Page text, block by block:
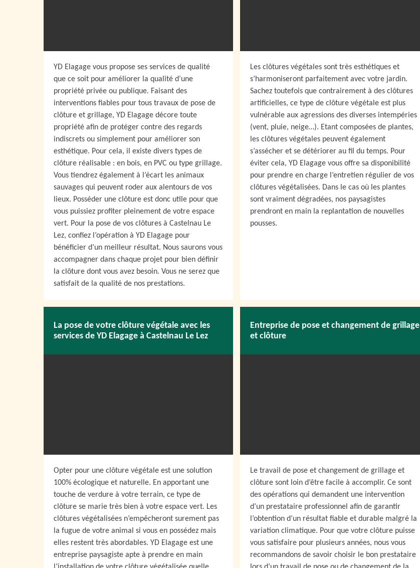
YD Elagage vous propose ses services de qualité
que ce soit pour améliorer la qualité d’une
propriété privée ou publique. Faisant des
interventions fiables pour tous travaux de pose de
clôture et grillage, YD Elagage décore toute
propriété afin de protéger contre des regards
indiscrets ou simplement pour améliorer son
esthétique. Pour cela, il existe divers types de
clôture réalisable : en bois, en PVC ou type grillage.
Vous tiendrez également à l’écart les animaux
sauvages qui peuvent roder aux alentours de vos
lieux. Posséder une clôture est donc utile pour que
vous puissiez profiter pleinement de votre espace
vert. Pour la pose de vos clôtures à Castelnau Le
Lez, confiez l’opération à YD Elagage pour
bénéficier d’un meilleur résultat. Nous saurons vous
accompagner dans chaque projet pour bien définir
la clôture dont vous avez besoin. Vous ne serez que
satisfait de la qualité de nos prestations.
Les clôtures végétales sont très esthétiques et
s’harmoniseront parfaitement avec votre jardin.
Sachez toutefois que contrairement à des clôtures
artificielles, ce type de clôture végétale est plus
vulnérable aux agressions des diverses intempéries
(vent, pluie, neige…). Etant composées de plantes,
les clôtures végétales peuvent également
s’assécher et se détériorer au fil du temps. Pour
éviter cela, YD Elagage vous offre sa disponibilité
pour prendre en charge l’entretien régulier de vos
clôtures végétalisées. Dans le cas où les plantes
sont vraiment dégradées, nos paysagistes
prendront en main la replantation de nouvelles
pousses.
La pose de votre clôture végétale avec les
services de YD Elagage à Castelnau Le Lez
Opter pour une clôture végétale est une solution
100% écologique et naturelle. En apportant une
touche de verdure à votre terrain, ce type de
clôture se marie très bien à votre espace vert. Les
clôtures végétalisées n’empêcheront surement pas
la fugue de votre animal si vous en possédez mais
elles restent très abordables. YD Elagage est une
entreprise paysagiste apte à prendre en main
Entreprise de pose et changement de grillage
et clôture
Le travail de pose et changement de grillage et
clôture sont loin d’être facile à accomplir. Ce sont
des opérations qui demandent une intervention
d’un prestataire professionnel afin de garantir
l’obtention d’un résultat fiable et durable malgré la
variation climatique. Pour que votre clôture puisse
vous satisfaire pour plusieurs années, nous vous
recommandons de savoir choisir le bon prestataire